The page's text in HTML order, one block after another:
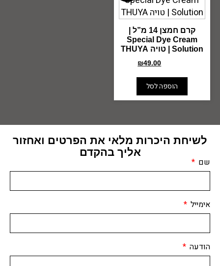
קרם חמצן 14 מ”ל |
Special Dye Cream
Solution | טויה THUYA
₪49.00
הוספה לסל
לשיחת היכרות מלאי את הפרטים ואחזור
אליך בהקדם
שם
אימייל
הודעה